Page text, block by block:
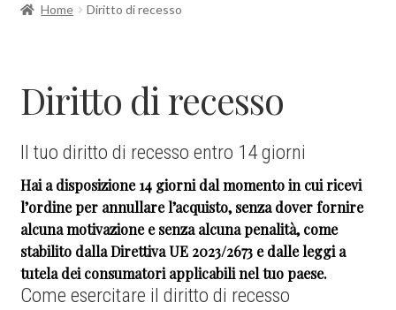
Home Diritto di recesso
Diritto di recesso
Il tuo diritto di recesso entro 14 giorni
Hai a disposizione 14 giorni dal momento in cui ricevi
l’ordine per annullare l’acquisto, senza dover fornire
alcuna motivazione e senza alcuna penalità, come
stabilito dalla Direttiva UE 2023/2673 e dalle leggi a
tutela dei consumatori applicabili nel tuo paese.
Come esercitare il diritto di recesso